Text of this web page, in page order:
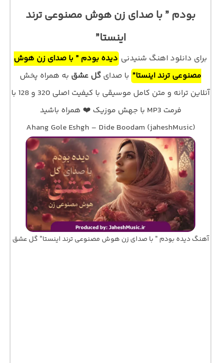
بودم ” با صدای زن هوش مصنوعی ترند
اینستا”
برای دانلود اهنگ شنیدنی دیده بودم ” با صدای زن هوش
مصنوعی ترند اینستا” با صدای گل عشق به همراه پخش
آنلاین ترانه و متن کامل موسیقی با کیفیت اصلی 320 و 128 با
فرمت MP3 با جهش موزیک ❤️ همراه باشید
Ahang Gole Eshgh – Dide Boodam (jaheshMusic)
آهنگ دیده بودم ” با صدای زن هوش مصنوعی ترند اینستا” گل عشق